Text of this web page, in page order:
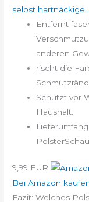
selbst hartnäckige...
Entfernt
anderen
rischt die
Schützt vor
Haushalt.
9,99 EUR
Bei Amazon
Fazit: Welches